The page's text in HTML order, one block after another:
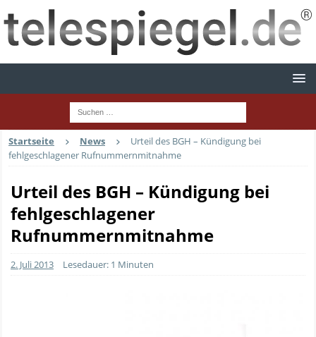
Startseite News
Urteil des BGH – Kündigung bei
fehlgeschlagener Rufnummernmitnahme
Urteil des BGH – Kündigung bei
fehlgeschlagener
Rufnummernmitnahme
2. Juli 2013 Lesedauer: 1 Minuten